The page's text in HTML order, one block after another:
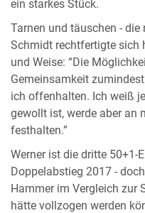
ein starkes Stück.
Tarnen und täuschen -
Schmidt rechtfertigte sich
und Weise: “Die
Gemeinsamkeit
ich offenhalten. Ich weiß
gewollt ist, werde aber an
festhalten.”
Werner ist die dritte 50+1-
Doppelabstieg 2017 -
Hammer im Vergleich zur
hätte vollzogen werden